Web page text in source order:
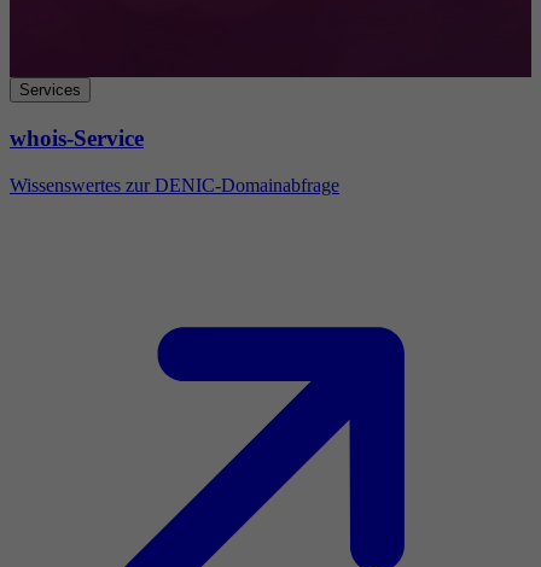
Services
whois-Service
Wissenswertes zur DENIC-Domainabfrage